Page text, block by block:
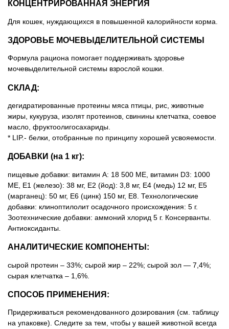
КОНЦЕНТРИРОВАННАЯ ЭНЕРГИЯ
Для кошек, нуждающихся в повышенной калорийности корма.
ЗДОРОВЬЕ МОЧЕВЫДЕЛИТЕЛЬНОЙ СИСТЕМЫ
Формула рациона помогает поддерживать здоровье
мочевыделительной системы взрослой кошки.
СКЛАД:
дегидратированные протеины мяса птицы, рис, животные
жиры, кукуруза, изолят протеинов, свинины клетчатка, соевое
масло, фруктоолигосахариды.
* LIP.- белки, отобранные по принципу хорошей усвояемости.
ДОБАВКИ (на 1 кг):
пищевые добавки: витамин A: 18 500 MЕ, витамин D3: 1000
MЕ, E1 (железо): 38 мг, E2 (йод): 3,8 мг, E4 (медь) 12 мг, E5
(марганец): 50 мг, E6 (цинк) 150 мг, E8. Технологические
добавки: клиноптилолит осадочного происхождения: 5 г.
Зоотехнические добавки: аммоний хлорид 5 г. Консерванты.
Антиоксиданты.
АНАЛИТИЧЕСКИЕ КОМПОНЕНТЫ:
сырой протеин – 33%; сырой жир – 22%; сырой зол — 7,4%;
сырая клетчатка – 1,6%.
СПОСОБ ПРИМЕНЕНИЯ:
Придерживаться рекомендованного дозирования (см. таблицу
на упаковке). Следите за тем, чтобы у вашей животной всегда